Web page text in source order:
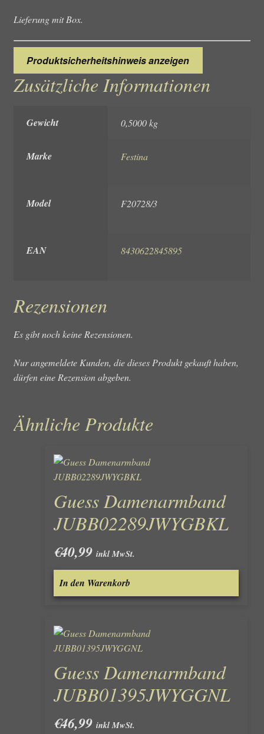
Lieferung mit Box.
Produktsicherheitshinweis anzeigen
Zusätzliche Informationen
Gewicht 0,5000 kg
Marke Festina
Model F20728/3
EAN 8430622845895
Rezensionen
Es gibt noch keine Rezensionen.
Nur angemeldete Kunden, die dieses Produkt gekauft haben,
dürfen eine Rezension abgeben.
Ähnliche Produkte
Guess Damenarmband
JUBB02289JWYGBKL
€40,99 inkl MwSt.
In den Warenkorb
Guess Damenarmband
JUBB01395JWYGGNL
€46,99 inkl MwSt.